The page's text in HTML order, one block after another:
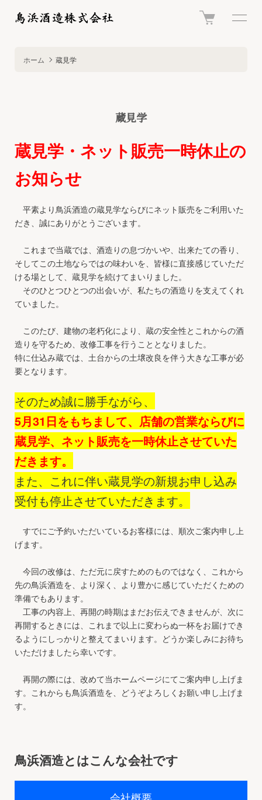
ホーム 蔵見学
蔵見学
蔵見学・ネット販売一時休止の
お知らせ
平素より鳥浜酒造の蔵見学ならびにネット販売をご利用いた
だき、誠にありがとうございます。
これまで当蔵では、酒造りの息づかいや、出来たての香り、
そしてこの土地ならではの味わいを、皆様に直接感じていただ
ける場として、蔵見学を続けてまいりました。
そのひとつひとつの出会いが、私たちの酒造りを支えてくれ
ていました。
このたび、建物の老朽化により、蔵の安全性とこれからの酒
造りを守るため、改修工事を行うこととなりました。
特に仕込み蔵では、土台からの土壌改良を伴う大きな工事が必
要となります。
そのため誠に勝手ながら、
5月31日をもちまして、店舗の営業ならびに
蔵見学、ネット販売を一時休止させていた
だきます。
また、これに伴い蔵見学の新規お申し込み
受付も停止させていただきます。
すでにご予約いただいているお客様には、順次ご案内申し上
げます。
今回の改修は、ただ元に戻すためのものではなく、これから
先の鳥浜酒造を、より深く、より豊かに感じていただくための
準備でもあります。
工事の内容上、再開の時期はまだお伝えできませんが、次に
再開するときには、これまで以上に変わらぬ一杯をお届けでき
るようにしっかりと整えてまいります。どうか楽しみにお待ち
いただけましたら幸いです。
再開の際には、改めて当ホームページにてご案内申し上げま
す。これからも鳥浜酒造を、どうぞよろしくお願い申し上げま
す。
鳥浜酒造とはこんな会社です
会社概要